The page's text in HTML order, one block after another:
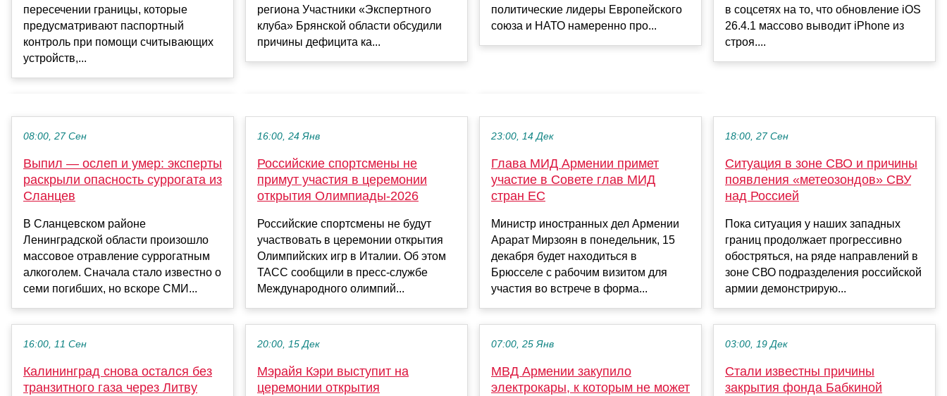
пересечении границы, которые
предусматривают паспортный
контроль при помощи считывающих
устройств,...
региона Участники «Экспертного
клуба» Брянской области обсудили
причины дефицита ка...
политические лидеры Европейского
союза и НАТО намеренно про...
в соцсетях на то, что обновление iOS
26.4.1 массово выводит iPhone из
строя....
08:00, 27 Сен
Выпил — ослеп и умер: эксперты
раскрыли опасность суррогата из
Сланцев
В Сланцевском районе
Ленинградской области произошло
массовое отравление суррогатным
алкоголем. Сначала стало известно о
семи погибших, но вскоре СМИ...
16:00, 11 Сен
Калининград снова остался без
транзитного газа через Литву
16:00, 24 Янв
Российские спортсмены не
примут участия в церемонии
открытия Олимпиады-2026
Российские спортсмены не будут
участвовать в церемонии открытия
Олимпийских игр в Италии. Об этом
ТАСС сообщили в пресс-службе
Международного олимпий...
20:00, 15 Дек
Мэрайя Кэри выступит на
церемонии открытия
23:00, 14 Дек
Глава МИД Армении примет
участие в Совете глав МИД
стран ЕС
Министр иностранных дел Армении
Арарат Мирзоян в понедельник, 15
декабря будет находиться в
Брюсселе с рабочим визитом для
участия во встрече в форма...
07:00, 25 Янв
МВД Армении закупило
электрокары, к которым не может
18:00, 27 Сен
Ситуация в зоне СВО и причины
появления «метеозондов» СВУ
над Россией
Пока ситуация у наших западных
границ продолжает прогрессивно
обостряться, на ряде направлений в
зоне СВО подразделения российской
армии демонстрирую...
03:00, 19 Дек
Стали известны причины
закрытия фонда Бабкиной